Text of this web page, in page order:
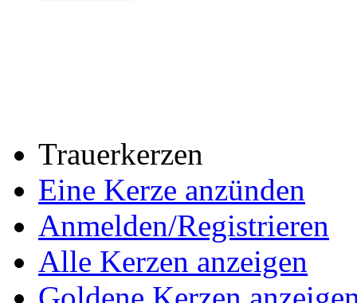
Trauerkerzen
Eine Kerze anzünden
Anmelden/Registrieren
Alle Kerzen anzeigen